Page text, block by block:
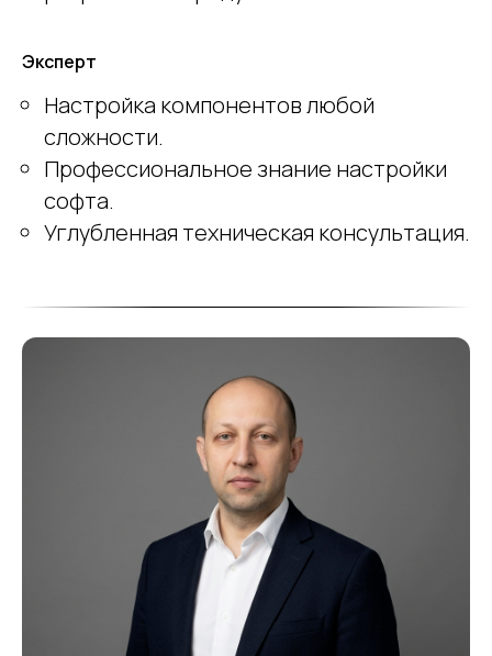
Эксперт
Настройка компонентов любой
сложности.
Профессиональное знание настройки
софта.
Углубленная техническая консультация.